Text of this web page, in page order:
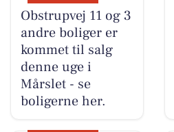
Obstrupvej 11 og 3
andre boliger er
kommet til salg
denne uge i
Mårslet - se
boligerne her.